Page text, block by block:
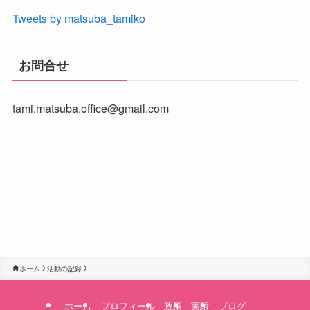
Tweets by matsuba_tamiko
お問合せ
tami.matsuba.office@gmail.com
ホーム 活動の記録
ホーム プロフィール 政策 実績 ブログ